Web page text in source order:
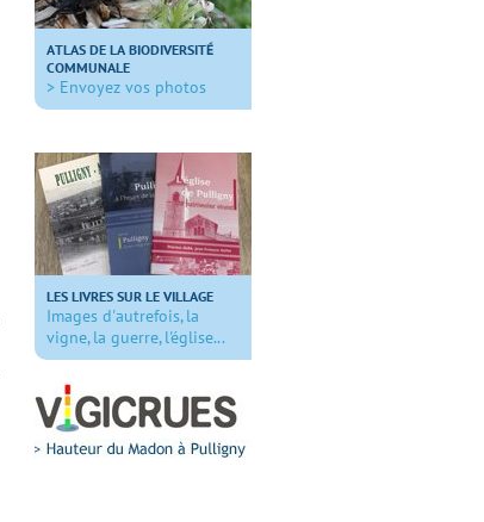
ATLAS DE LA BIODIVERSITÉ
COMMUNALE
> Envoyez vos photos
LES LIVRES SUR LE VILLAGE
Images d'autrefois, la
vigne, la guerre, l'église...